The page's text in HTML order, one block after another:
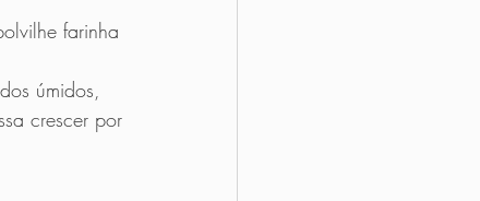
farinha
úmidos,
crescer por